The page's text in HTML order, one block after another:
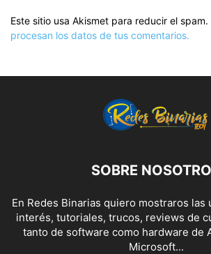
Este sitio usa Akismet para reducir el spam.
procesan los datos de tus comentarios.
SOBRE
En Redes Binarias quiero mostraros las
interés, tutoriales, trucos, reviews de
tanto de software como hardware de
Microsoft...